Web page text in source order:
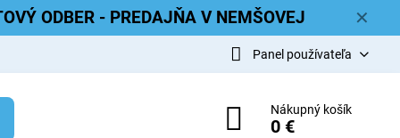
✕
ODBER - PREDAJŇA V NEMŠOVEJ
Panel používateľa
Nákupný košík
0 €